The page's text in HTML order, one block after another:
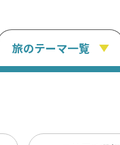
旅のテーマ一覧